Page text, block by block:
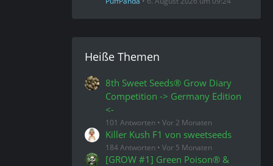
Heiße Themen
8th Sweet Seeds® Grow Diary
Competition -> Germany Edition
<-
101 Antworten Vor 2 Monaten
Killer Kush F1 von sweetseeds
184 Antworten Vor 5 Monaten
[GROW #1] Green Poison® &